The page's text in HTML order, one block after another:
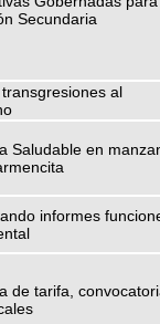
Secundaria
al
Saludable en
informes
de tarifa,